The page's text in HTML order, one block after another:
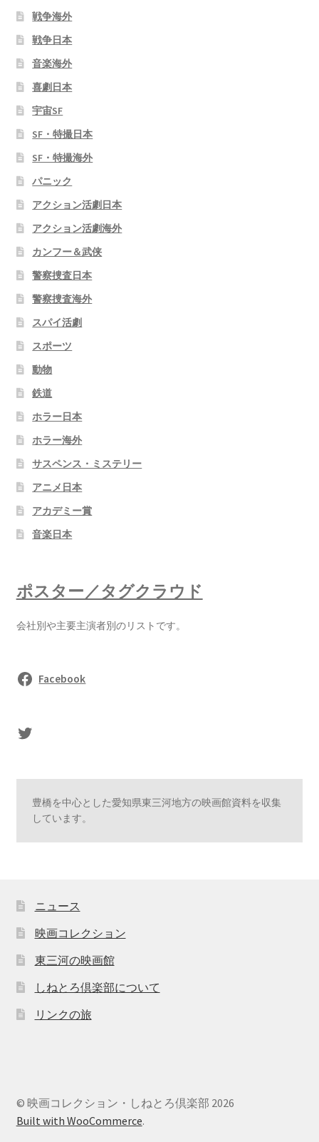
戦争海外
戦争日本
音楽海外
喜劇日本
宇宙SF
SF・特撮日本
SF・特撮海外
パニック
アクション活劇日本
アクション活劇海外
カンフー＆武侠
警察捜査日本
警察捜査海外
スパイ活劇
スポーツ
動物
鉄道
ホラー日本
ホラー海外
サスペンス・ミステリー
アニメ日本
アカデミー賞
音楽日本
ポスター／タグクラウド
会社別や主要主演者別のリストです。
Facebook
sasaki's Twitter
豊橋を中心とした愛知県東三河地方の映画館資料を収集
しています。
ニュース
映画コレクション
東三河の映画館
しねとろ倶楽部について
リンクの旅
© 映画コレクション・しねとろ倶楽部 2026
Built with WooCommerce.